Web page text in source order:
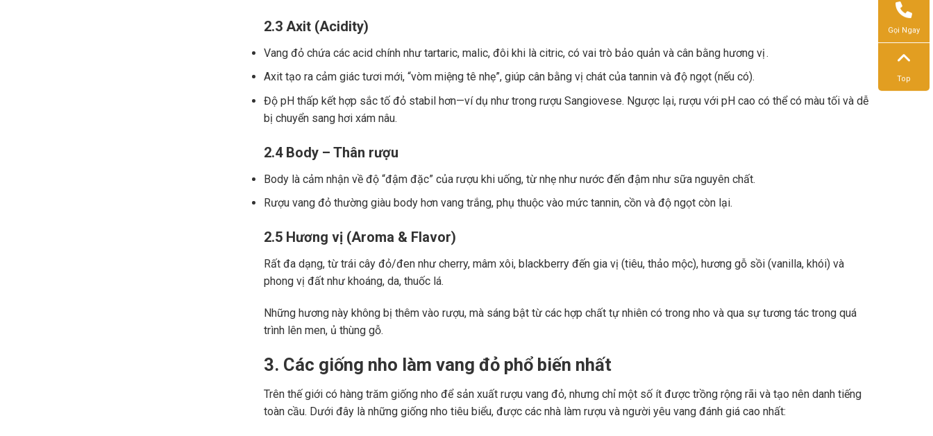
2.3 Axit (Acidity)
Vang đỏ chứa các acid chính như tartaric, malic, đôi khi là citric, có vai trò bảo quản và cân bằng hương vị .
Axit tạo ra cảm giác tươi mới, “vòm miệng tê nhẹ”, giúp cân bằng vị chát của tannin và độ ngọt (nếu có).
Độ pH thấp kết hợp sắc tố đỏ stabil hơn—ví dụ như trong rượu Sangiovese. Ngược lại, rượu với pH cao có thể có màu tối và dễ
bị chuyển sang hơi xám nâu.
2.4 Body – Thân rượu
Body là cảm nhận về độ “đậm đặc” của rượu khi uống, từ nhẹ như nước đến đậm như sữa nguyên chất.
Rượu vang đỏ thường giàu body hơn vang trắng, phụ thuộc vào mức tannin, cồn và độ ngọt còn lại.
2.5 Hương vị (Aroma & Flavor)
Rất đa dạng, từ trái cây đỏ/đen như cherry, mâm xôi, blackberry đến gia vị (tiêu, thảo mộc), hương gỗ sồi (vanilla, khói) và
phong vị đất như khoáng, da, thuốc lá.
Những hương này không bị thêm vào rượu, mà sáng bật từ các hợp chất tự nhiên có trong nho và qua sự tương tác trong quá
trình lên men, ủ thùng gỗ.
3. Các giống nho làm vang đỏ phổ biến nhất
Trên thế giới có hàng trăm giống nho để sản xuất rượu vang đỏ, nhưng chỉ một số ít được trồng rộng rãi và tạo nên danh tiếng
toàn cầu. Dưới đây là những giống nho tiêu biểu, được các nhà làm rượu và người yêu vang đánh giá cao nhất:
Gọi Ngay
Top